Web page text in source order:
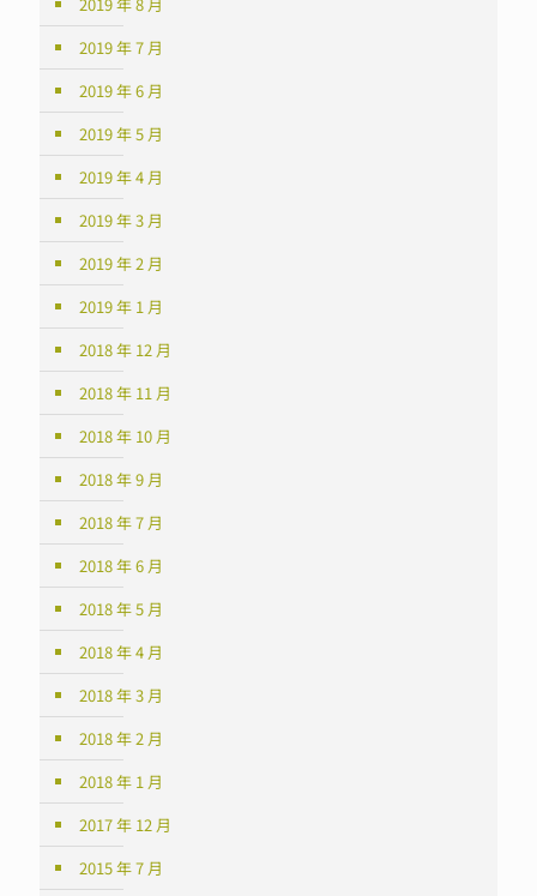
2019 年 7 月
2019 年 6 月
2019 年 5 月
2019 年 4 月
2019 年 3 月
2019 年 2 月
2019 年 1 月
2018 年 12 月
2018 年 11 月
2018 年 10 月
2018 年 9 月
2018 年 7 月
2018 年 6 月
2018 年 5 月
2018 年 4 月
2018 年 3 月
2018 年 2 月
2018 年 1 月
2017 年 12 月
2015 年 7 月